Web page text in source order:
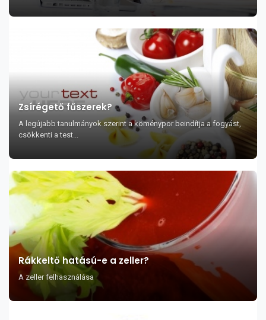
Zsírégető fűszerek?
A legújabb tanulmányok szerint a köménypor beindítja a fogyást,
csökkenti a test...
Rákkeltő hatású-e a zeller?
A zeller felhasználása